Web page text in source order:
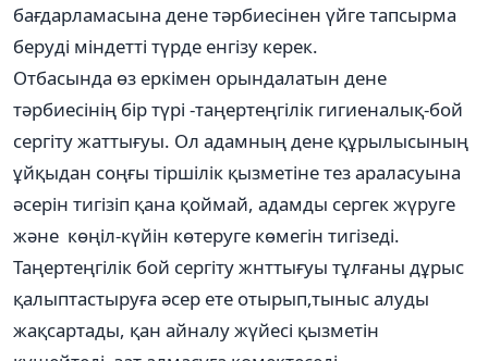
бағдарламасына дене тәрбиесінен үйге тапсырма
беруді міндетті түрде енгізу керек.
Отбасында өз еркімен орындалатын дене
тәрбиесінің бір түрі -таңертеңгілік гигиеналық-бой
сергіту жаттығуы. Ол адамның дене құрылысының
ұйқыдан соңғы тіршілік қызметіне тез араласуына
әсерін тигізіп қана қоймай, адамды сергек жүруге
және көңіл-күйін көтеруге көмегін тигізеді.
Таңертеңгілік бой сергіту жнттығуы тұлғаны дұрыс
қалыптастыруға әсер ете отырып,тыныс алуды
жақсартады, қан айналу жүйесі қызметін